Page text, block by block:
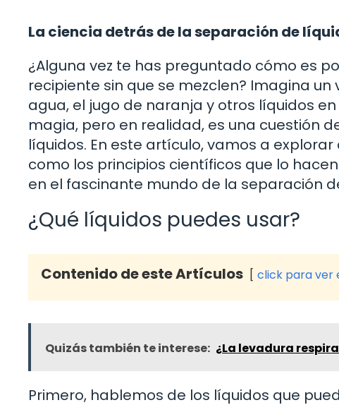
La ciencia detrás de la separación de
¿Alguna vez te has preguntado cómo es
recipiente sin que se mezclen? Imagina
agua, el jugo de naranja y otros líquidos
magia, pero en realidad, es una cuestión
líquidos. En este artículo, vamos a
como los principios científicos que lo
en el fascinante mundo de la separación
¿Qué líquidos puedes usar?
Contenido de este Artículos click para ver
Quizás también te interese: ¿La levadura
Primero, hablemos de los líquidos que